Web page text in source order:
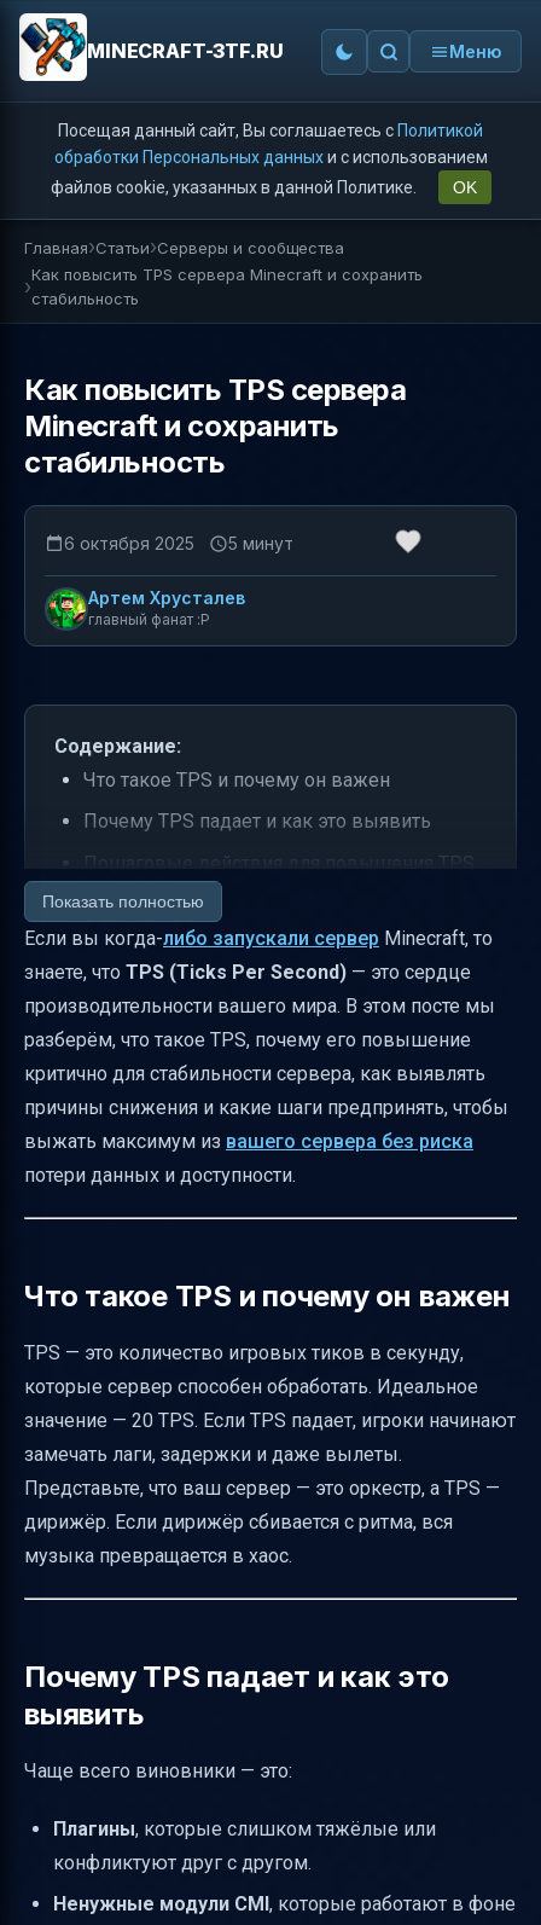
MINECRAFT-3TF.RU Меню
Посещая данный сайт, Вы соглашаетесь с Политикой
обработки Персональных данныхи с использованием
файлов cookie, указанных в данной Политике.
OK
Главная Статьи Серверы и сообщества
Как повысить TPS сервера Minecraft и сохранить
стабильность
Как повысить TPS сервера
Minecraft и сохранить
стабильность
6 октября 2025 5 минут
Артем Хрусталев
главный фанат :P
Содержание:
Что такое TPS и почему он важен
Почему TPS падает и как это выявить
Пошаговые действия для повышения TPS
Настройки ядра и плагины, влияющие на
TPS
Диагностика и мониторинг TPS
Тестирование перед продакшеном
Практические советы по JVM и памяти
Баланс между производительностью и
качеством игры
Пример успешной оптимизации
Риски и как их минимизировать
изменения
Полезные ссылки
Показать полностью
Если вы когда-либо запускали сервер Minecraft, то
знаете, что TPS (Ticks Per Second) — это сердце
производительности вашего мира. В этом посте мы
разберём, что такое TPS, почему его повышение
критично для стабильности сервера, как выявлять
причины снижения и какие шаги предпринять, чтобы
выжать максимум из вашего сервера без риска
потери данных и доступности.
Что такое TPS и почему он важен
TPS — это количество игровых тиков в секунду,
которые сервер способен обработать. Идеальное
значение — 20 TPS. Если TPS падает, игроки начинают
замечать лаги, задержки и даже вылеты.
Представьте, что ваш сервер — это оркестр, а TPS —
дирижёр. Если дирижёр сбивается с ритма, вся
музыка превращается в хаос.
Почему TPS падает и как это
выявить
Чаще всего виновники — это:
Плагины, которые слишком тяжёлые или
конфликтуют друг с другом.
Ненужные модули CMI , которые работают в фоне